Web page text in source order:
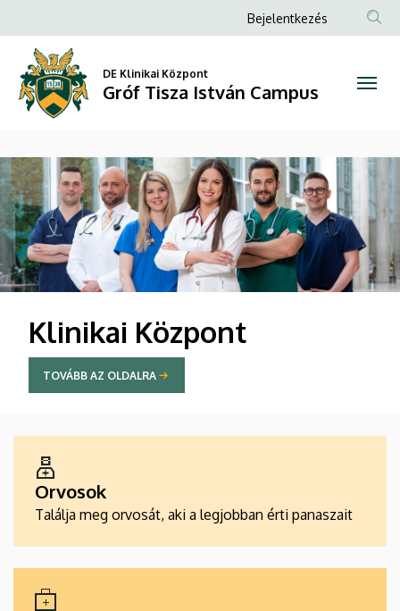
Tisza
István
Campus
Anonim
menüje
Bejelentkezés
DE Klinikai Központ
Gróf Tisza István Campus
Klinikai Központ
TOVÁBB AZ OLDALRA
Orvosok
Találja meg orvosát, aki a legjobban érti panaszait